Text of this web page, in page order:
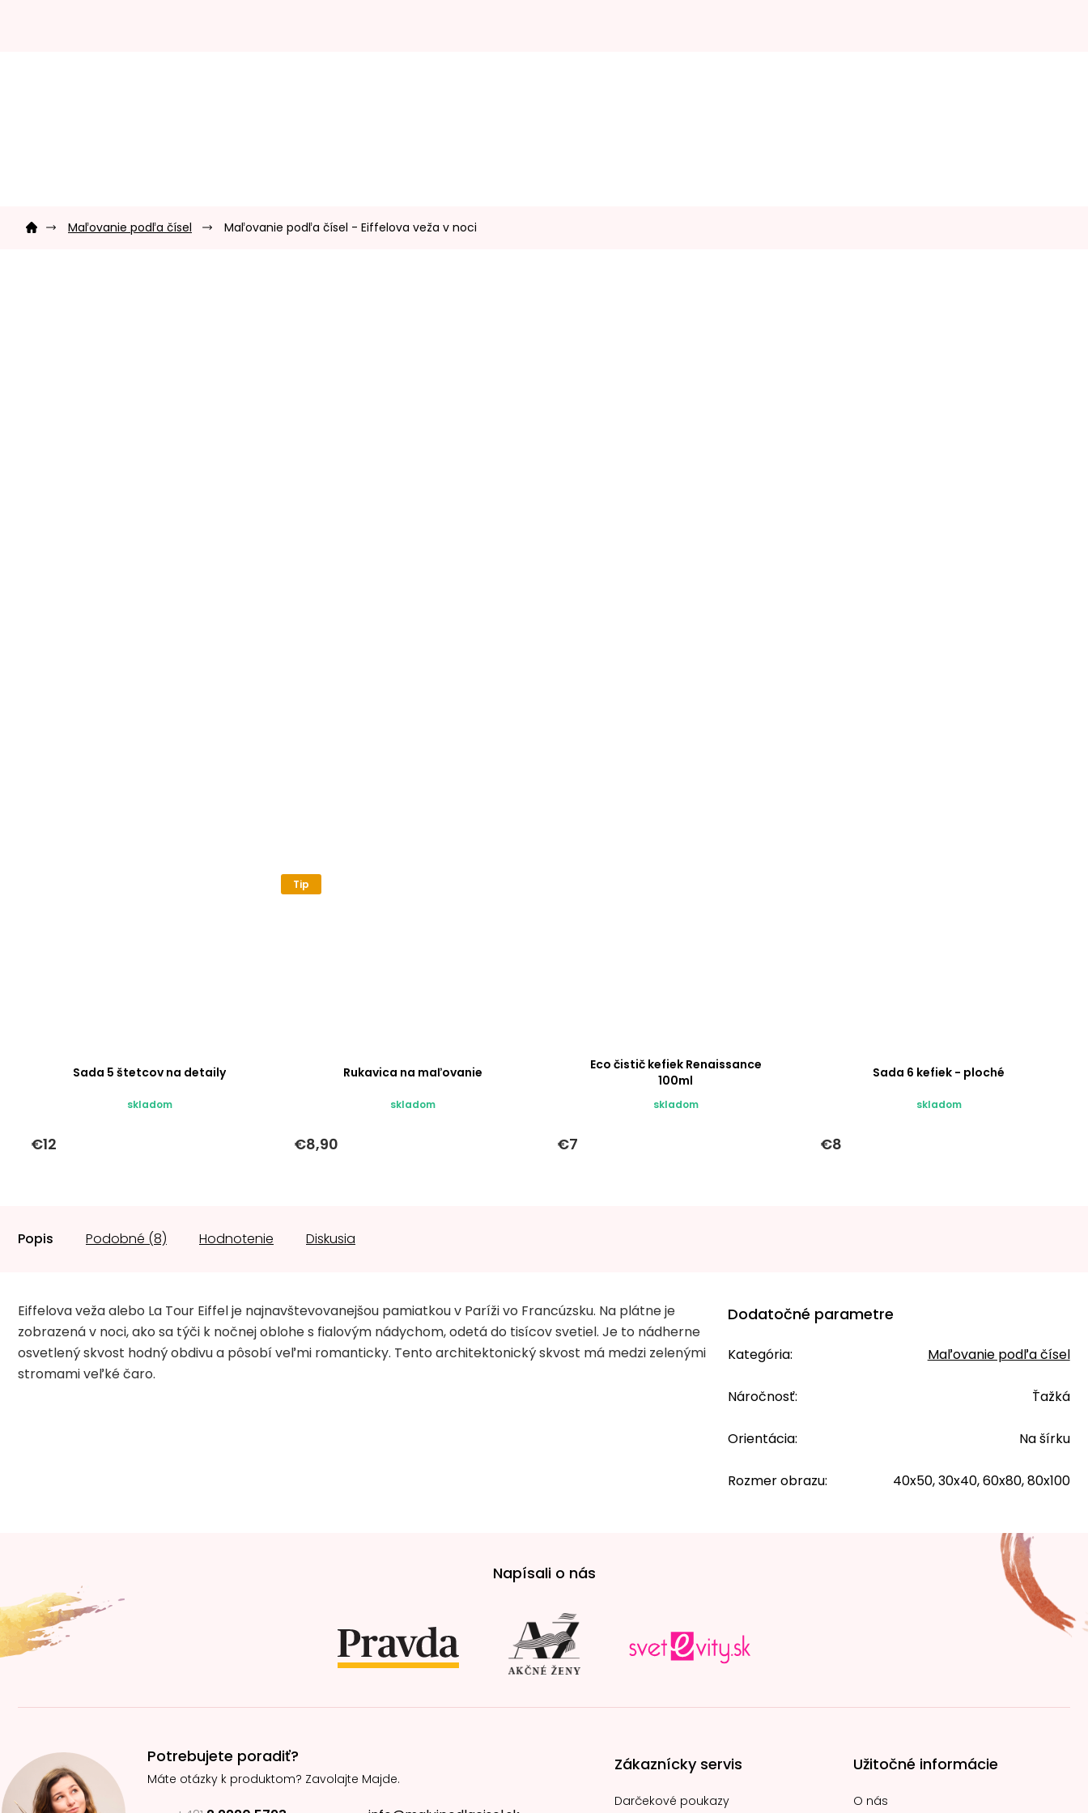
Domov Maľovanie podľa čísel Maľovanie podľa čísel - Eiffelova veža v noci
Sada 5 štetcov na detaily
skladom
€12
Tip
Rukavica na maľovanie
skladom
€8,90
Eco čistič kefiek Renaissance
100ml
skladom
€7
Sada 6 kefiek - ploché
skladom
€8
Popis Podobné (8) Hodnotenie Diskusia
Eiffelova veža alebo La Tour Eiffel je najnavštevovanejšou pamiatkou v Paríži vo Francúzsku. Na plátne je
zobrazená v noci, ako sa týči k nočnej oblohe s fialovým nádychom, odetá do tisícov svetiel. Je to nádherne
osvetlený skvost hodný obdivu a pôsobí veľmi romanticky. Tento architektonický skvost má medzi zelenými
stromami veľké čaro.
Dodatočné parametre
Kategória: Maľovanie podľa čísel
Náročnosť: Ťažká
Orientácia: Na šírku
Rozmer obrazu: 40x50, 30x40, 60x80, 80x100
t
i
e
Napísali o nás
Potrebujete poradiť?
Máte otázky k produktom? Zavolajte Majde.
Zákaznícky servis
Darčekové poukazy
Užitočné informácie
O nás